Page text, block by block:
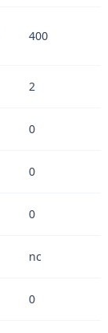
400
2
0
0
0
nc
0